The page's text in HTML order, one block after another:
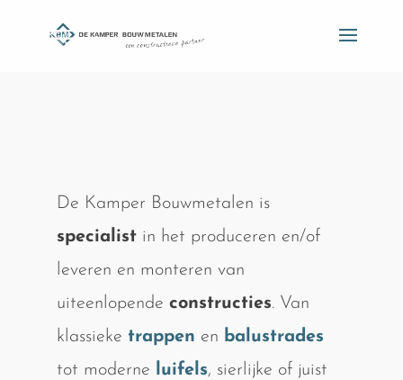
De Kamper Bouwmetalen is
specialistin het produceren en/of
leveren en monteren van
uiteenlopende constructies. Van
klassieke trappen en balustrades
tot moderne luifels, sierlijke of juist